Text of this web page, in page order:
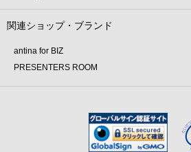
関連ショップ・ブランド
antina for BIZ
PRESENTERS ROOM